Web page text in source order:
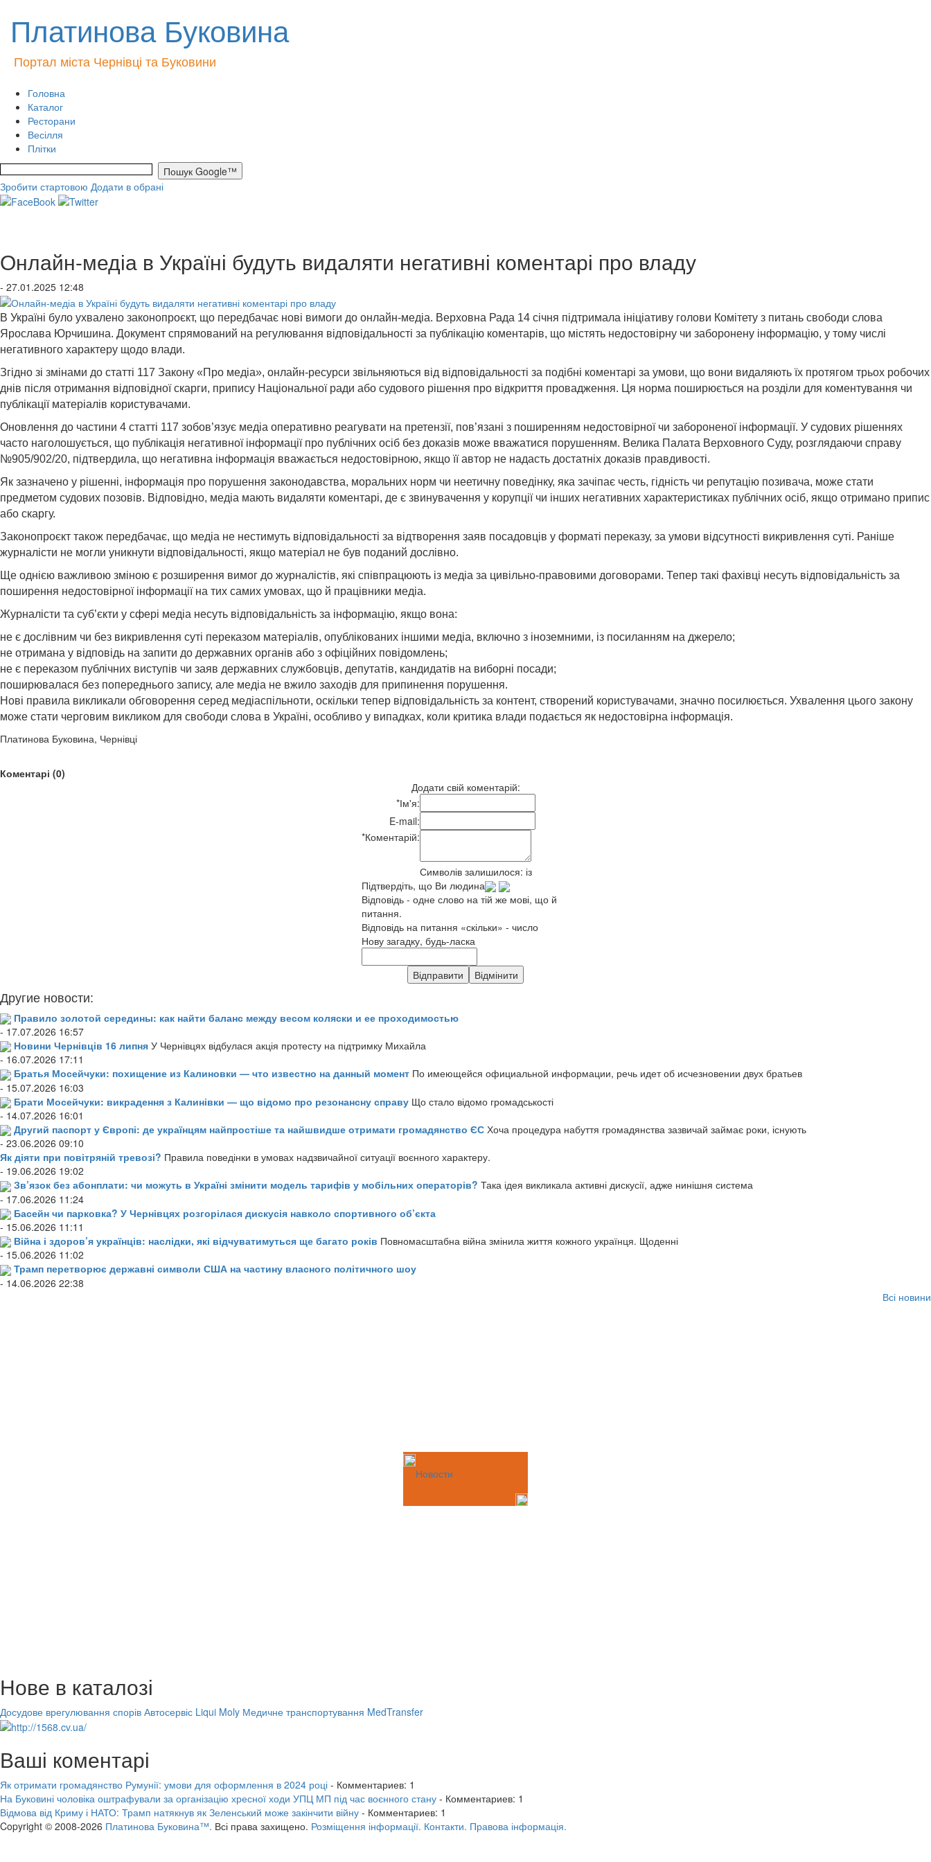
Платинова Буковина
Портал міста Чернівці та Буковини
Головна
Каталог
Ресторани
Весілля
Плітки
Зробити стартовою Додати в обрані
Онлайн-медіа в Україні будуть видаляти негативні коментарі про владу
- 27.01.2025 12:48
В Україні було ухвалено законопроєкт, що передбачає нові вимоги до онлайн-медіа. Верховна Рада 14 січня підтримала ініціативу голови Комітету з питань свободи слова
Ярослава Юрчишина. Документ спрямований на регулювання відповідальності за публікацію коментарів, що містять недостовірну чи заборонену інформацію, у тому числі
негативного характеру щодо влади.
Згідно зі змінами до статті 117 Закону «Про медіа», онлайн-ресурси звільняються від відповідальності за подібні коментарі за умови, що вони видаляють їх протягом трьох робочих
днів після отримання відповідної скарги, припису Національної ради або судового рішення про відкриття провадження. Ця норма поширюється на розділи для коментування чи
публікації матеріалів користувачами.
Оновлення до частини 4 статті 117 зобов’язує медіа оперативно реагувати на претензії, пов’язані з поширенням недостовірної чи забороненої інформації. У судових рішеннях
часто наголошується, що публікація негативної інформації про публічних осіб без доказів може вважатися порушенням. Велика Палата Верховного Суду, розглядаючи справу
№905/902/20, підтвердила, що негативна інформація вважається недостовірною, якщо її автор не надасть достатніх доказів правдивості.
Як зазначено у рішенні, інформація про порушення законодавства, моральних норм чи неетичну поведінку, яка зачіпає честь, гідність чи репутацію позивача, може стати
предметом судових позовів. Відповідно, медіа мають видаляти коментарі, де є звинувачення у корупції чи інших негативних характеристиках публічних осіб, якщо отримано припис
або скаргу.
Законопроєкт також передбачає, що медіа не нестимуть відповідальності за відтворення заяв посадовців у форматі переказу, за умови відсутності викривлення суті. Раніше
журналісти не могли уникнути відповідальності, якщо матеріал не був поданий дослівно.
Ще однією важливою зміною є розширення вимог до журналістів, які співпрацюють із медіа за цивільно-правовими договорами. Тепер такі фахівці несуть відповідальність за
поширення недостовірної інформації на тих самих умовах, що й працівники медіа.
Журналісти та суб’єкти у сфері медіа несуть відповідальність за інформацію, якщо вона:
не є дослівним чи без викривлення суті переказом матеріалів, опублікованих іншими медіа, включно з іноземними, із посиланням на джерело;
не отримана у відповідь на запити до державних органів або з офіційних повідомлень;
не є переказом публічних виступів чи заяв державних службовців, депутатів, кандидатів на виборні посади;
поширювалася без попереднього запису, але медіа не вжило заходів для припинення порушення.
Нові правила викликали обговорення серед медіаспільноти, оскільки тепер відповідальність за контент, створений користувачами, значно посилюється. Ухвалення цього закону
може стати черговим викликом для свободи слова в Україні, особливо у випадках, коли критика влади подається як недостовірна інформація.
Платинова Буковина, Чернівці
Коментарі (0)
Додати свій коментарій:
*Ім'я:
E-mail:
*Коментарій:
Символів залишилося: із
Підтвердіть, що Ви людина
Відповідь - одне слово на тій же мові, що й
питання.
Відповідь на питання «скільки» - число
Нову загадку, будь-ласка
Другие новости:
Правило золотой середины: как найти баланс между весом коляски и ее проходимостью
- 17.07.2026 16:57
Новини Чернівців 16 липня У Чернівцях відбулася акція протесту на підтримку Михайла
- 16.07.2026 17:11
Братья Мосейчуки: похищение из Калиновки — что известно на данный момент По имеющейся официальной информации, речь идет об исчезновении двух братьев
- 15.07.2026 16:03
Брати Мосейчуки: викрадення з Калинівки — що відомо про резонансну справу Що стало відомо громадськості
- 14.07.2026 16:01
Другий паспорт у Європі: де українцям найпростіше та найшвидше отримати громадянство ЄС Хоча процедура набуття громадянства зазвичай займає роки, існують
- 23.06.2026 09:10
Як діяти при повітряній тревозі? Правила поведінки в умовах надзвичайної ситуації воєнного характеру.
- 19.06.2026 19:02
Зв’язок без абонплати: чи можуть в Україні змінити модель тарифів у мобільних операторів? Така ідея викликала активні дискусії, адже нинішня система
- 17.06.2026 11:24
Басейн чи парковка? У Чернівцях розгорілася дискусія навколо спортивного об’єкта
- 15.06.2026 11:11
Війна і здоров’я українців: наслідки, які відчуватимуться ще багато років Повномасштабна війна змінила життя кожного українця. Щоденні
- 15.06.2026 11:02
Трамп перетворює державні символи США на частину власного політичного шоу
- 14.06.2026 22:38
Всі новини
Новости
Нове в каталозі
Досудове врегулювання спорів Автосервіс Liqui Moly Медичне транспортування MedTransfer
Ваші коментарі
Як отримати громадянство Румунії: умови для оформлення в 2024 році - Комментариев: 1
На Буковині чоловіка оштрафували за організацію хресної ходи УПЦ МП під час воєнного стану - Комментариев: 1
Відмова від Криму і НАТО: Трамп натякнув як Зеленський може закінчити війну - Комментариев: 1
Copyright © 2008-2026 Платинова Буковина™. Всі права захищено. Розміщення інформації. Контакти. Правова інформація.